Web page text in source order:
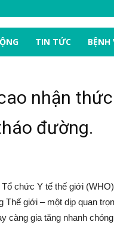
TIN TỨC BỆNH
nhận
đường.
chức Y tế thế giới
giới – một dịp quan
càng gia tăng nhanh